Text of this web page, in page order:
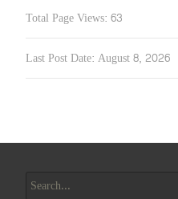
Total Page Views: 63
Last Post Date: August 8, 2026
for: